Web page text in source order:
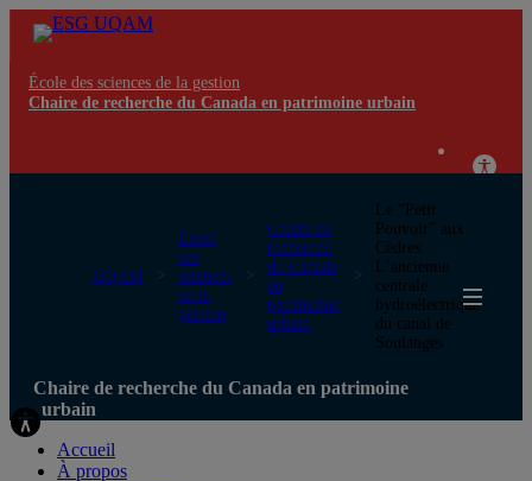
École des sciences de la gestion
Chaire de recherche du Canada en patrimoine urbain
UQAM
École
des
sciences
de la
gestion
Chaire de
recherche
du Canada
en
patrimoine
urbain
Le “Petit
Pouvoir” aux
Cèdres.
L’ancienne
centrale
hydroélectrique
du canal de
Soulanges
Chaire de recherche du Canada en patrimoine
urbain
Accueil
À propos